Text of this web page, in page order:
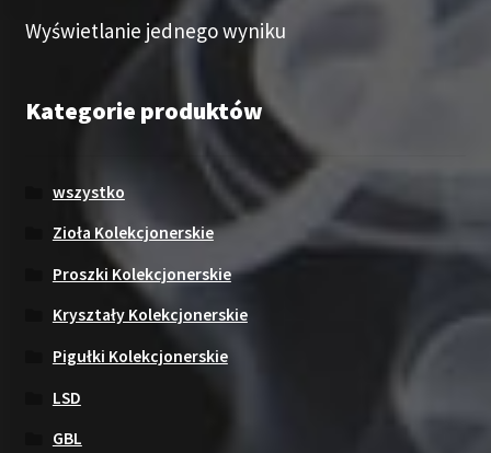
Wyświetlanie jednego wyniku
Kategorie produktów
wszystko
Zioła Kolekcjonerskie
Proszki Kolekcjonerskie
Kryształy Kolekcjonerskie
Pigułki Kolekcjonerskie
LSD
GBL